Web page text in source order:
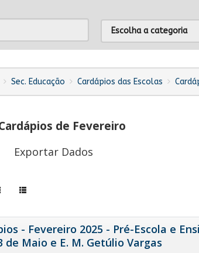
Sec. Educação Cardápios das Escolas
de Fevereiro
Exportar Dados
- Fevereiro 2025 - Pré-Escola e
de Maio e E. M. Getúlio Vargas